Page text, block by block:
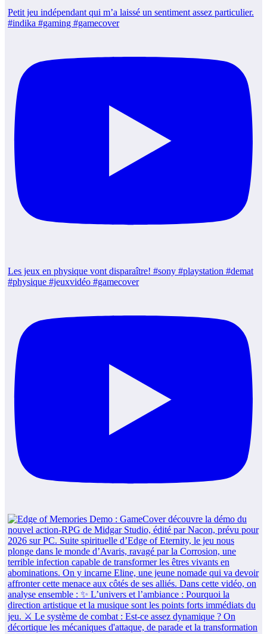
Petit jeu indépendant qui m’a laissé un sentiment assez particulier.
#indika #gaming #gamecover
Les jeux en physique vont disparaître! #sony #playstation #demat
#physique #jeuxvidéo #gamecover